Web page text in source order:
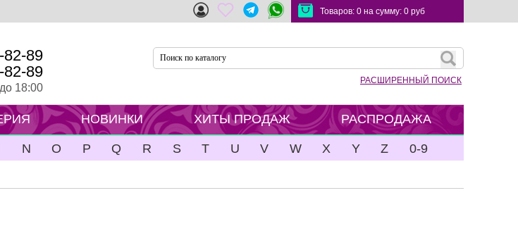
Товаров: 0 на сумму: 0 руб
82-89
82-89
18:00
РАСШИРЕННЫЙ ПОИСК
НОВИНКИ ХИТЫ ПРОДАЖ РАСПРОДАЖА
N O P Q R S T U V W X Y Z 0-9